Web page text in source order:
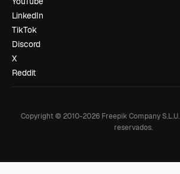
LinkedIn
TikTok
Discord
X
Reddit
Copyright © 2010-2026 Freepik Company S.L.U.
reservados.